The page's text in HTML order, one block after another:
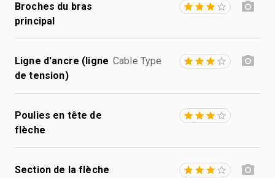
Broches du bras
principal
Ligne d'ancre (ligne
de tension)
Cable Type
Poulies en tête de
flèche
Section de la flèche